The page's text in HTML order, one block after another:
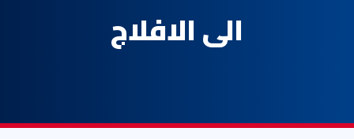
الى الافلاج